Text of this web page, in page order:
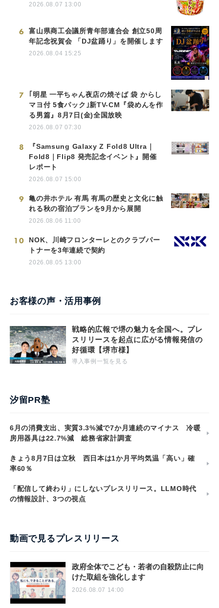
2026.08.07 13:00
6
富山県商工会議所青年部連合会 創立50周
年記念祝賀会 「DJ盆踊り」を開催します
2026.08.04 15:25
7
｢明星 一平ちゃん夜店の焼そば 袋 からし
マヨ付 5食パック｣新TV-CM『袋めんを作
る男篇』8月7日(金)全国放映
2026.08.07 07:30
8
『Samsung Galaxy Z Fold8 Ultra｜
Fold8｜Flip8 発売記念イベント』開催
レポート
2026.08.07 15:00
9
亀の井ホテル 有馬 有馬の歴史と文化に触
れる秋の宿泊プランを9月から展開
2026.08.06 11:00
10
NOK、川崎フロンターレとのクラブパー
トナーを3年連続で契約
2026.08.05 13:00
お客様の声・活用事例
戦略的広報で堺の魅力を全国へ。プレ
スリリースを起点に広がる情報発信の
好循環【堺市様】
導入事例一覧を見る
汐留PR塾
6月の消費支出、実質3.3%減で7か月連続のマイナス 冷暖
房用器具は22.7%減 総務省家計調査
きょう8月7日は立秋 西日本は1か月平均気温「高い」確
率60％
「配信して終わり」にしないプレスリリース。LLMO時代
の情報設計、3つの視点
動画で見るプレスリリース
政府全体でこども・若者の自殺防止に向
けた取組を強化します
2026.08.07 14:00